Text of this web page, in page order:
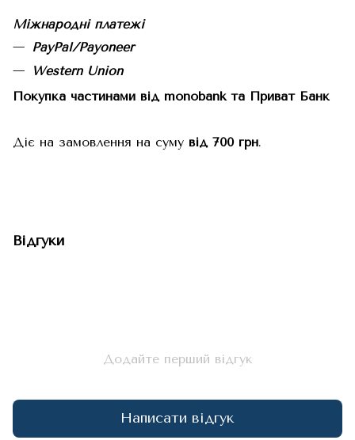
Міжнародні платежі
PayPal/Payoneer
Western Union
Покупка частинами від monobank та Приват Банк
Діє на замовлення на суму від 700 грн.
Відгуки
Додайте перший відгук
Написати відгук